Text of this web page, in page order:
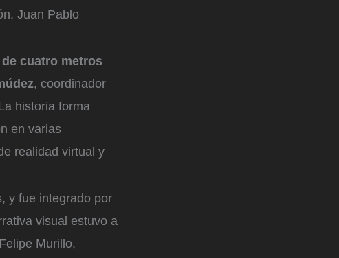
Juan Pablo
cuatro metros
, coordinador
historia forma
en varias
realidad virtual y
y fue integrado por
visual estuvo a
Murillo,